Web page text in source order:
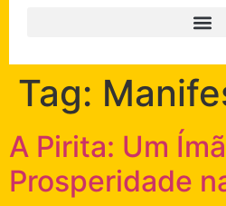
Tag:
A Pirita: Um
Prosperidade